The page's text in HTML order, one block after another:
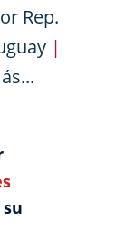
Rep.
|